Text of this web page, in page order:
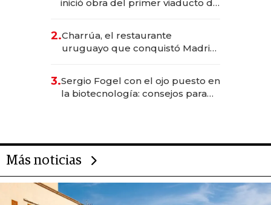
inició obra del primer viaducto de
millones
2.Charrúa, el restaurante
uruguayo que conquistó Madrid:
anticipación y prepara apertura
3.Sergio Fogel con el ojo puesto en
la biotecnología: consejos para
Más noticias